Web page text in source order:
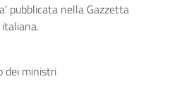
pubblicata nella Gazzetta
dei ministri